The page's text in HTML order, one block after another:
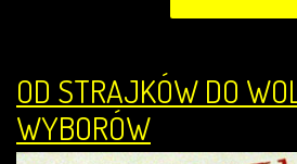
OD STRAJKÓW DO
WYBORÓW